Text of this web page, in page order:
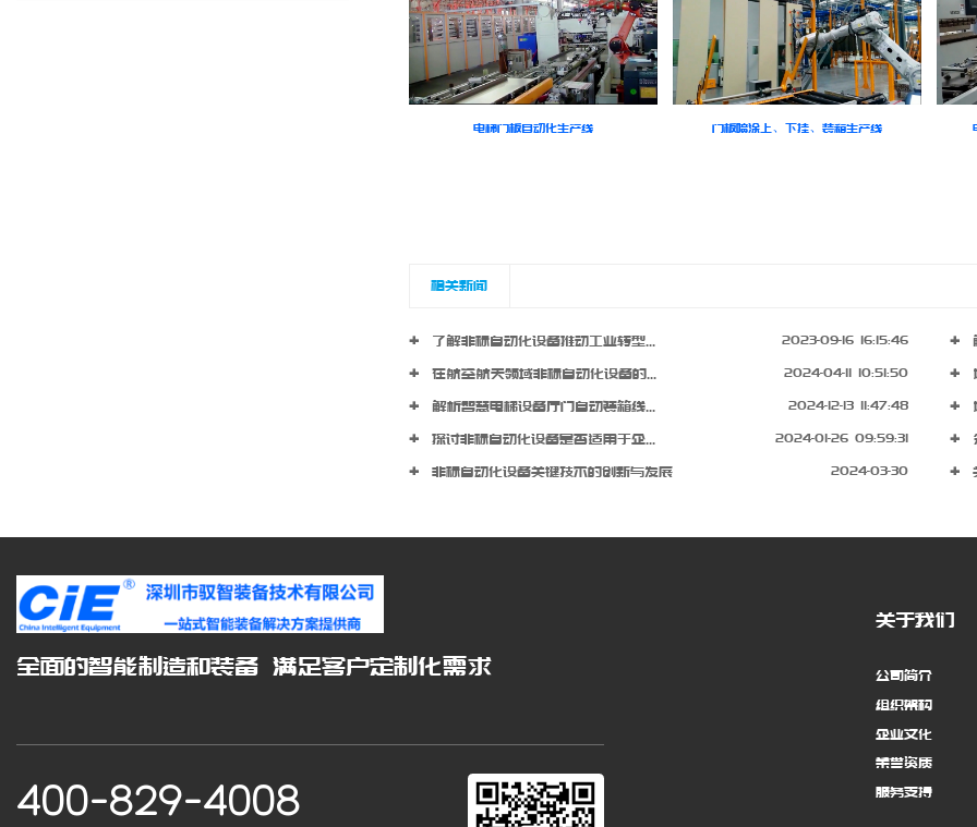
电梯门板自动化生产线 门板喷涂上、下挂、装箱生产线
相关新闻
了解非标自动化设备推动工业转型... 2023-09-16 16:15:46
在航空航天领域非标自动化设备的... 2024-04-11 10:51:50
解析智慧电梯设备厅门自动装箱线... 2024-12-13 11:47:48
探讨非标自动化设备是否适用于企... 2024-01-26 09:59:31
非标自动化设备关键技术的创新与发展
2024-03-30
全面的智能制造和装备 满足客户定制化需求
400-829-4008
关于我们
公司简介
组织架构
企业文化
荣誉资质
服务支持